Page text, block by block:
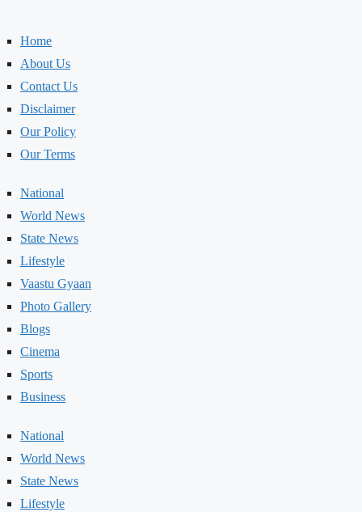
Home
About Us
Contact Us
Disclaimer
Our Policy
Our Terms
National
World News
State News
Lifestyle
Vaastu Gyaan
Photo Gallery
Blogs
Cinema
Sports
Business
National
World News
State News
Lifestyle